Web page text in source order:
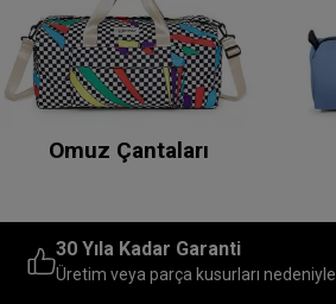
Omuz Çantaları
30 Yıla Kadar Garanti
Üretim veya parça kusurları nedeniyle